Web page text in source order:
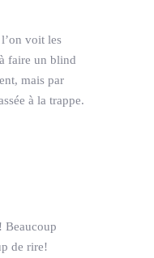
voit les
faire un blind
mais par
à la trappe.
Beaucoup
de rire!